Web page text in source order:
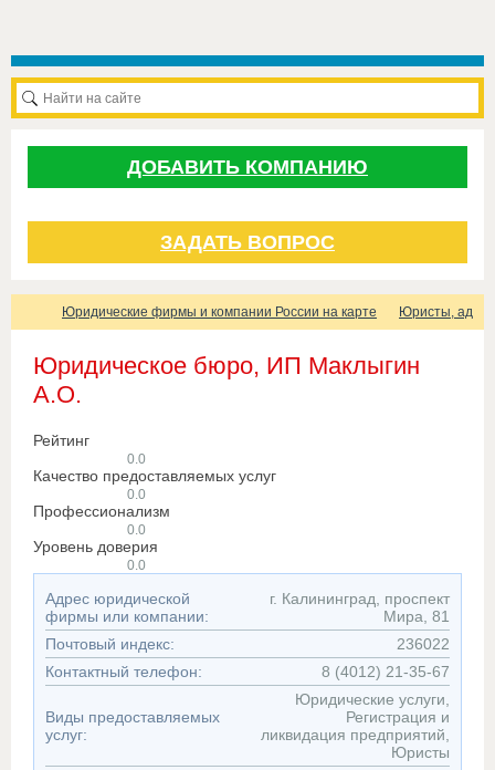
ДОБАВИТЬ КОМПАНИЮ
ЗАДАТЬ ВОПРОС
Юридические фирмы и компании России на карте Юристы,
Юридическое бюро, ИП Маклыгин
А.О.
Рейтинг
0.0
Качество предоставляемых услуг
0.0
Профессионализм
0.0
Уровень доверия
0.0
Адрес юридической
фирмы или компании:
г. Калининград, проспект
Мира, 81
Почтовый индекс:
236022
Контактный телефон:
8 (4012) 21-35-67
Виды предоставляемых
услуг:
Юридические услуги,
Регистрация и
ликвидация предприятий,
Юристы